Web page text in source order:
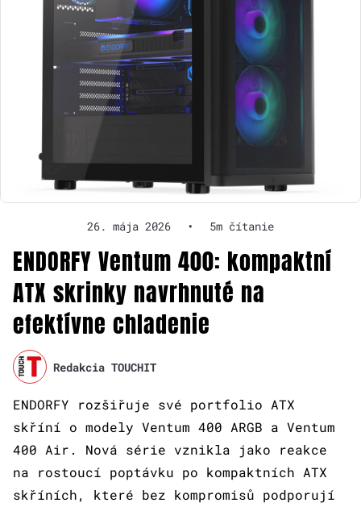
26. mája 2026 • 5m čítanie
ENDORFY Ventum 400: kompaktní
ATX skrinky navrhnuté na
efektívne chladenie
Redakcia TOUCHIT
ENDORFY rozšiřuje své portfolio ATX
skříní o modely Ventum 400 ARGB a Ventum
400 Air. Nová série vznikla jako reakce
na rostoucí poptávku po kompaktních ATX
skříních, které bez kompromisů podporují